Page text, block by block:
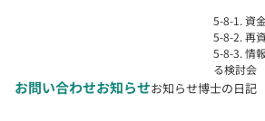
5-8-1. 資
5-8-2. 再
5-8-3. 情
る検討会
お問い合わせお知らせお知らせ博士の日記